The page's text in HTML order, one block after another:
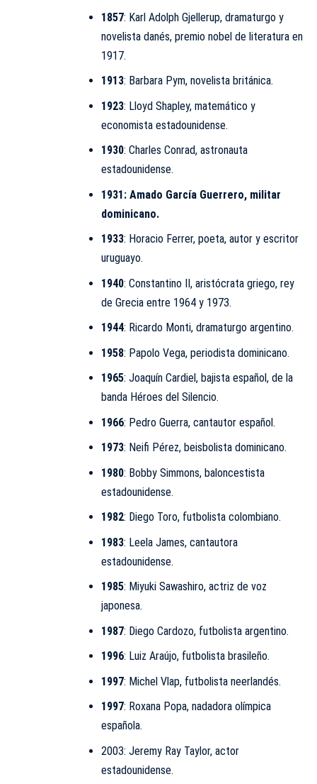
1857: Karl Adolph Gjellerup, dramaturgo y
novelista danés, premio nobel de literatura en
1917.
1913: Barbara Pym, novelista británica.
1923: Lloyd Shapley, matemático y
economista estadounidense.
1930: Charles Conrad, astronauta
estadounidense.
1931: Amado García Guerrero, militar
dominicano.
1933: Horacio Ferrer, poeta, autor y escritor
uruguayo.
1940: Constantino II, aristócrata griego, rey
de Grecia entre 1964 y 1973.
1944: Ricardo Monti, dramaturgo argentino.
1958: Papolo Vega, periodista dominicano.
1965: Joaquín Cardiel, bajista español, de la
banda Héroes del Silencio.
1966: Pedro Guerra, cantautor español.
1973: Neifi Pérez, beisbolista dominicano.
1980: Bobby Simmons, baloncestista
estadounidense.
1982: Diego Toro, futbolista colombiano.
1983: Leela James, cantautora
estadounidense.
1985: Miyuki Sawashiro, actriz de voz
japonesa.
1987: Diego Cardozo, futbolista argentino.
1996: Luiz Araújo, futbolista brasileño.
1997: Michel Vlap, futbolista neerlandés.
1997: Roxana Popa, nadadora olímpica
española.
2003: Jeremy Ray Taylor, actor
estadounidense.